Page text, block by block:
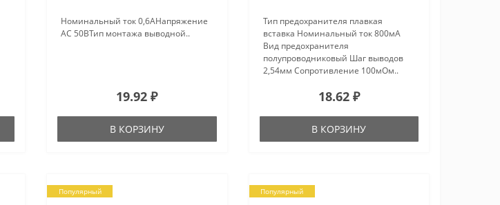
Номинальный ток 0,6АНапряжение
AC 50ВТип монтажа выводной..
19.92 ₽
В КОРЗИНУ
Тип предохранителя плавкая
вставка Номинальный ток 800мА
Вид предохранителя
полупроводниковый Шаг выводов
2,54мм Сопротивление 100мОм..
18.62 ₽
В КОРЗИНУ
Популярный Популярный